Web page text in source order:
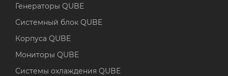
Генераторы QUBE
Системный блок QUBE
Корпуса QUBE
Мониторы QUBE
Системы охлаждения QUBE